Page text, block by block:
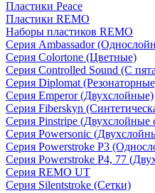
Пластики Peace
Пластики REMO
Наборы пластиков REMO
Серия Ambassador
Серия Colortone (Цветные)
Серия Controlled Sound (С
Серия Diplomat
Серия Emperor (Двухслойные)
Серия Fiberskyn
Серия Pinstripe (Двухслойные
Серия Powersonic
Серия Powerstroke P3
Серия Powerstroke P4, 77
Серия REMO UT
Серия Silentstroke (Сетки)